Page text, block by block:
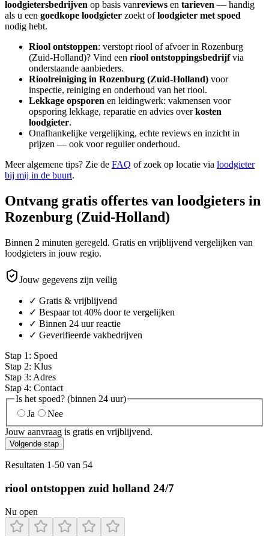
loodgietersbedrijven op basis vanreviews en tarieven — handig
als u een goedkope loodgieter zoekt ofloodgieter met spoed
nodig hebt.
Riool ontstoppen: verstopt riool of afvoer in Rozenburg
(Zuid-Holland)? Vind een riool ontstoppingsbedrijfvia
onderstaande aanbieders.
Rioolreiniging in Rozenburg (Zuid-Holland) voor
inspectie, reiniging en onderhoud van het riool.
Lekkage opsporen en leidingwerk: vakmensen voor
opsporing lekkage, reparatie en advies overkosten
loodgieter.
Onafhankelijke vergelijking, echte reviews en inzicht in
prijzen — ook voor regulier onderhoud.
Meer algemene tips? Zie de FAQ of zoek op locatie via loodgieter
bij mij in de buurt.
Ontvang gratis offertes van loodgieters in
Rozenburg (Zuid-Holland)
Binnen 2 minuten geregeld. Gratis en vrijblijvend vergelijken van
loodgieters in jouw regio.
Jouw gegevens zijn veilig
✓ Gratis & vrijblijvend
✓ Bespaar tot 40% door te vergelijken
✓ Binnen 24 uur reactie
✓ Geverifieerde vakbedrijven
Stap 1 : Spoed
Stap 2: Klus
Stap 3: Adres
Stap 4: Contact
Is het spoed? (binnen 24 uur)
Ja
Nee
Jouw aanvraag is gratis en vrijblijvend.
Volgende stap
Resultaten 1-50 van 54
riool ontstoppen zuid holland 24/7
Nu open